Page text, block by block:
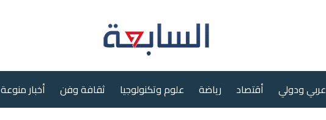
عربي ودولي أقتصاد رياضة علوم وتكنولوجيا ثقافة وفن أخبار منوعة